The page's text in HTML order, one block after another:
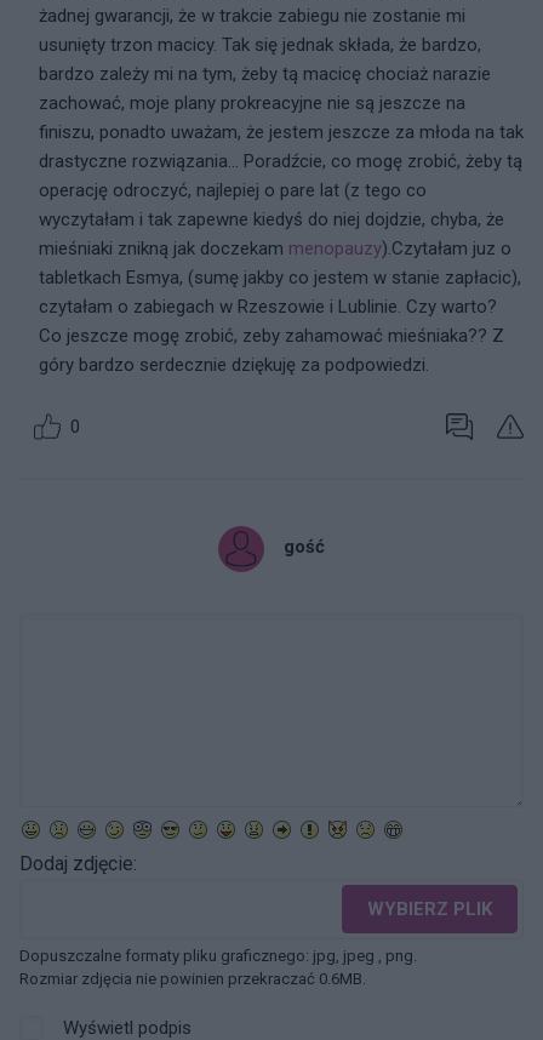
żadnej gwarancji, że w trakcie zabiegu nie zostanie mi
usunięty trzon macicy. Tak się jednak składa, że bardzo,
bardzo zależy mi na tym, żeby tą macicę chociaż narazie
zachować, moje plany prokreacyjne nie są jeszcze na
finiszu, ponadto uważam, że jestem jeszcze za młoda na tak
drastyczne rozwiązania... Poradźcie, co mogę zrobić, żeby tą
operację odroczyć, najlepiej o pare lat (z tego co
wyczytałam i tak zapewne kiedyś do niej dojdzie, chyba, że
mieśniaki znikną jak doczekam menopauzy).Czytałam juz o
tabletkach Esmya, (sumę jakby co jestem w stanie zapłacic),
czytałam o zabiegach w Rzeszowie i Lublinie. Czy warto?
Co jeszcze mogę zrobić, zeby zahamować mieśniaka?? Z
góry bardzo serdecznie dziękuję za podpowiedzi.
0
gość
Dodaj zdjęcie:
WYBIERZ PLIK
Dopuszczalne formaty pliku graficznego: jpg, jpeg , png.
Rozmiar zdjęcia nie powinien przekraczać 0.6MB.
Wyświetl podpis